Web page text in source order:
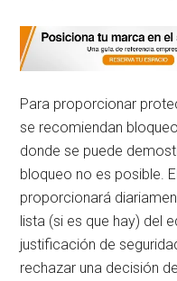
Para proporcionar
se recomiendan
donde se puede
bloqueo no es posible.
proporcionará
lista (si es que hay) del
justificación de
rechazar una decisión